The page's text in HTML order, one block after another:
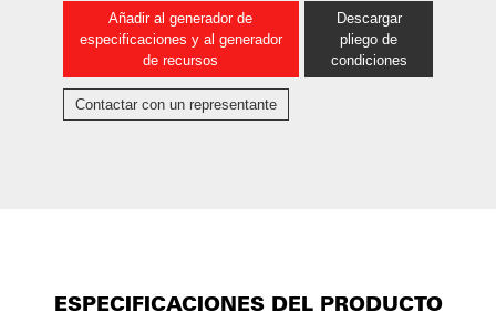
Añadir al generador de
especificaciones y al generador
de recursos
Descargar
pliego de
condiciones
Contactar con un representante
ESPECIFICACIONES DEL PRODUCTO